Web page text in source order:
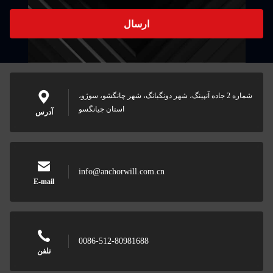
ارسال
آدرس
شماره 2 جاده آنپینگ، شهر دونگبانگ، شهر چانگشو، سوژو،
استان جیانگسو
E-mail
info@anchorwill.com.cn
تلفن
0086-512-80981688